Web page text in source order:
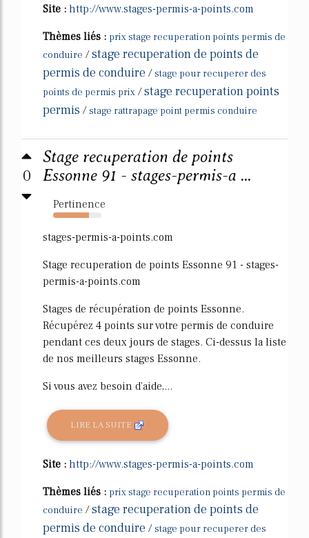
Site : http://www.stages-permis-a-points.com
Thèmes liés : prix stage recuperation points permis de
conduire /stage recuperation de points de
permis de conduire /stage pour recuperer des
points de permis prix /stage recuperation points
permis /stage rattrapage point permis conduire
0
Stage recuperation de points
Essonne 91 - stages-permis-a ...
Pertinence
74%
stages-permis-a-points.com
Stage recuperation de points Essonne 91 - stages-
permis-a-points.com
Stages de récupération de points Essonne.
Récupérez 4 points sur votre permis de conduire
pendant ces deux jours de stages. Ci-dessus la liste
de nos meilleurs stages Essonne.
Si vous avez besoin d'aide,...
LIRE LA SUITE
Site : http://www.stages-permis-a-points.com
Thèmes liés : prix stage recuperation points permis de
conduire /stage recuperation de points de
permis de conduire /stage pour recuperer des